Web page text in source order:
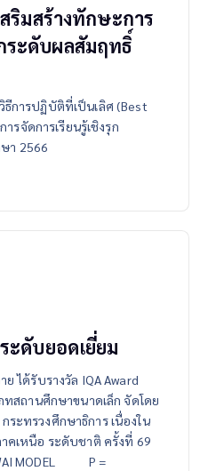
ริมสร้างทักษะการ
ระดับผลสัมฤทธิ์
การปฏิบัติที่เป็นเลิศ (Best
รจัดการเรียนรู้เชิงรุก
า 2566
ะดับยอดเยี่ยม
ได้รับรางวัล IQA Award
ทสถานศึกษาขนาดเล็ก จัดโดย
ะทรวงศึกษาธิการ เนื่องใน
คเหนือ ระดับชาติ ครั้งที่ 69
MODEL P =